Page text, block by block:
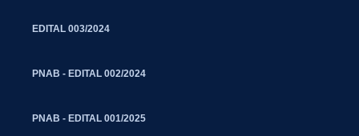
EDITAL 003/2024
PNAB - EDITAL 002/2024
PNAB - EDITAL 001/2025